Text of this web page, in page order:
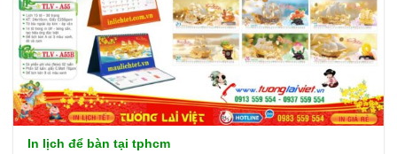
In lịch để bàn tại tphcm